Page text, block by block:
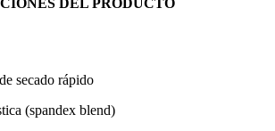
secado rápido
(spandex blend)